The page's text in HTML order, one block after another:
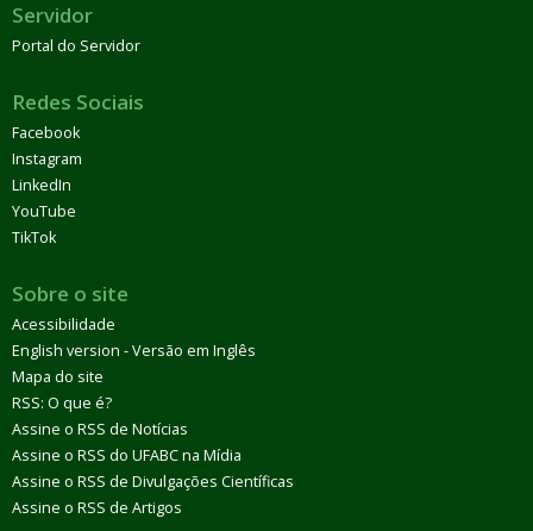
Servidor
Portal do Servidor
Redes Sociais
Facebook
Instagram
LinkedIn
YouTube
TikTok
Sobre o site
Acessibilidade
English version - Versão em Inglês
Mapa do site
RSS: O que é?
Assine o RSS de Notícias
Assine o RSS do UFABC na Mídia
Assine o RSS de Divulgações Científicas
Assine o RSS de Artigos